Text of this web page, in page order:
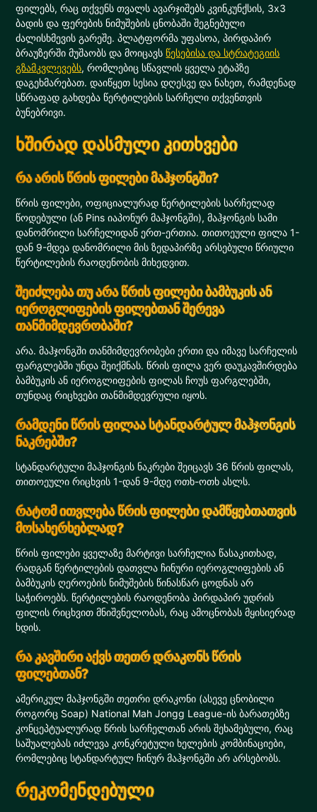
ფილებს, რაც თქვენს თვალს ავარჯიშებს კვინკუნქსის, 3x3
ბადის და ფერების ნიმუშების ცნობაში შეგნებული
ძალისხმევის გარეშე. პლატფორმა უფასოა, პირდაპირ
ბრაუზერში მუშაობს და მოიცავსწესებისა და სტრატეგიის
გზამკვლევებს, რომლებიც სწავლის ყველა ეტაპზე
დაგეხმარებათ. დაიწყეთ სესია დღესვე და ნახეთ, რამდენად
სწრაფად გახდება წერტილების სარჩელი თქვენთვის
ბუნებრივი.
ხშირად დასმული კითხვები
რა არის წრის ფილები მაჰჯონგში?
წრის ფილები, ოფიციალურად წერტილების სარჩელად
წოდებული (ან Pins იაპონურ მაჰჯონგში), მაჰჯონგის სამი
დანომრილი სარჩელიდან ერთ-ერთია. თითოეული ფილა 1-
დან 9-მდეა დანომრილი მის ზედაპირზე არსებული წრიული
წერტილების რაოდენობის მიხედვით.
შეიძლება თუ არა წრის ფილები ბამბუკის ან
იეროგლიფების ფილებთან შერევა
თანმიმდევრობაში?
არა. მაჰჯონგში თანმიმდევრობები ერთი და იმავე სარჩელის
ფარგლებში უნდა შეიქმნას. წრის ფილა ვერ დაუკავშირდება
ბამბუკის ან იეროგლიფების ფილას ჩოუს ფარგლებში,
თუნდაც რიცხვები თანმიმდევრული იყოს.
რამდენი წრის ფილაა სტანდარტულ მაჰჯონგის
ნაკრებში?
სტანდარტული მაჰჯონგის ნაკრები შეიცავს 36 წრის ფილას,
თითოეული რიცხვის 1-დან 9-მდე ოთხ-ოთხ ასლს.
რატომ ითვლება წრის ფილები დამწყებთათვის
მოსახერხებლად?
წრის ფილები ყველაზე მარტივი სარჩელია წასაკითხად,
რადგან წერტილების დათვლა ჩინური იეროგლიფების ან
ბამბუკის ღეროების ნიმუშების წინასწარ ცოდნას არ
საჭიროებს. წერტილების რაოდენობა პირდაპირ უდრის
ფილის რიცხვით მნიშვნელობას, რაც ამოცნობას მყისიერად
ხდის.
რა კავშირი აქვს თეთრ დრაკონს წრის
ფილებთან?
ამერიკულ მაჰჯონგში თეთრი დრაკონი (ასევე ცნობილი
როგორც Soap) National Mah Jongg League-ის ბარათებზე
კონცეპტუალურად წრის სარჩელთან არის შეხამებული, რაც
საშუალებას იძლევა კონკრეტული ხელების კომბინაციები,
რომლებიც სტანდარტულ ჩინურ მაჰჯონგში არ არსებობს.
რეკომენდებული